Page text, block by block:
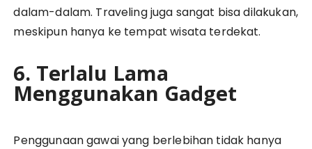
dalam-dalam. Traveling juga sangat bisa dilakukan,
meskipun hanya ke tempat wisata terdekat.
6. Terlalu Lama
Menggunakan Gadget
Penggunaan gawai yang berlebihan tidak hanya